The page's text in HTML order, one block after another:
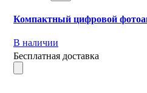
Компактный цифровой
В наличии
Бесплатная доставка